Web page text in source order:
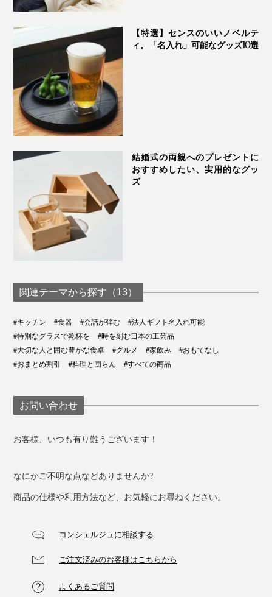
【特選】センスのいいノベルテ
ィ。「名入れ」可能なグッズ10選
結婚式の両親へのプレゼントに
おすすめしたい、実用的なグッ
ズ
関連テーマから探す（13）
#キッチン #食器 #会話が弾む
#法人ギフト名入れ可能
#特別なグラスで乾杯を
#時を刻む日本の工芸品
#大切な人と囲む豊かな食卓
#グルメ #家飲み
#おもてなし
#おまとめ割引
#料理と団らん #すべての商品
お問い合わせ
お客様、いつも有り難うございます！
なにかご不明な点などありませんか?
商品の仕様や利用方法など、お気軽にお尋ねください。
コンシェルジュに相談する
ご注文済みのお客様はこちらから
よくあるご質問